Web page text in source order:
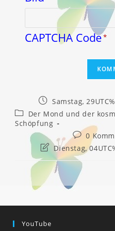
CAPTCHA Code*
Beitrag
veröffentlicht:
Samstag,
Beitrags-
Kategorie:
Der Mond und der
Schöpfung
Beitrags-
0
Beitrag
zuletzt
geändert
am:
Dienstag,
YouTube